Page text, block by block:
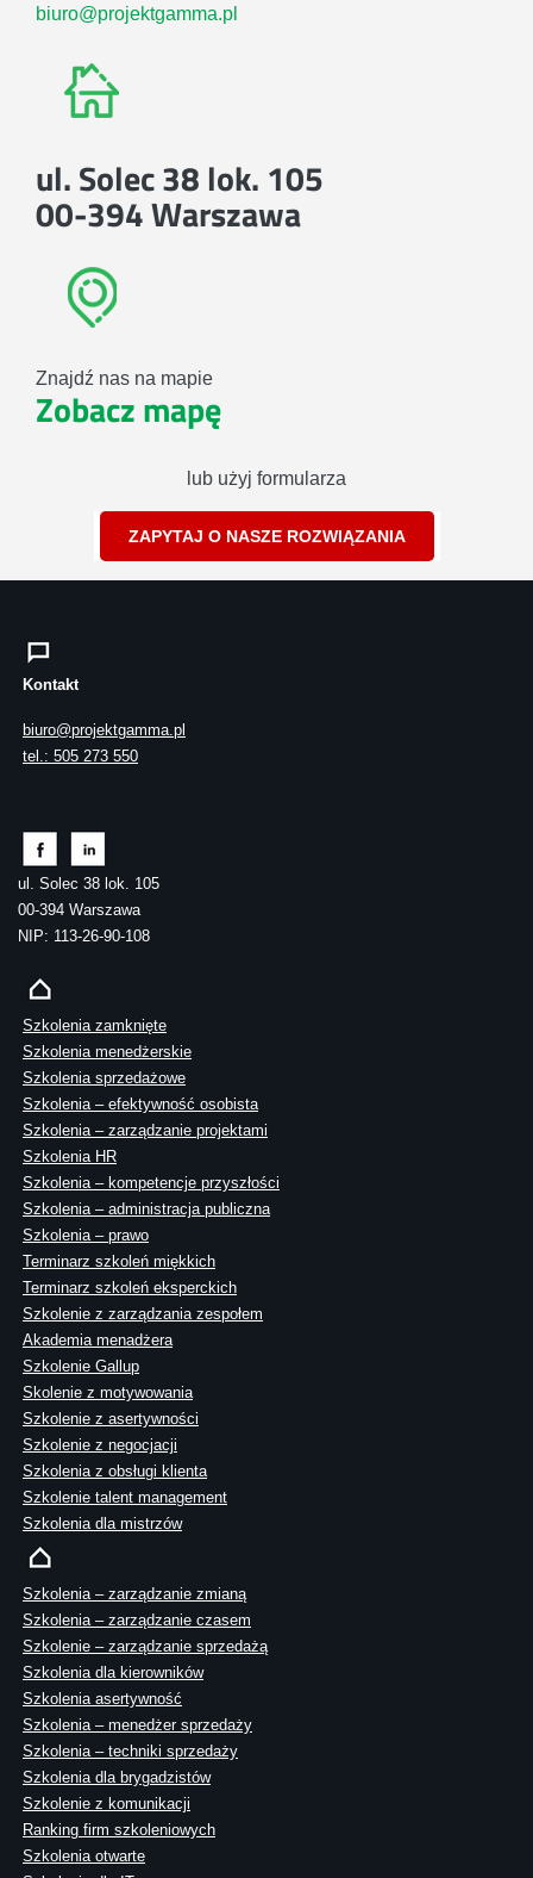
biuro@projektgamma.pl
ul. Solec 38 lok. 105
00-394 Warszawa
Znajdź nas na mapie
Zobacz mapę
lub użyj formularza
ZAPYTAJ O NASZE ROZWIĄZANIA
Kontakt
biuro@projektgamma.pl
tel.: 505 273 550
ul. Solec 38 lok. 105
00-394 Warszawa
NIP: 113-26-90-108
Szkolenia zamknięte
Szkolenia menedżerskie
Szkolenia sprzedażowe
Szkolenia – efektywność osobista
Szkolenia – zarządzanie projektami
Szkolenia HR
Szkolenia – kompetencje przyszłości
Szkolenia – administracja publiczna
Szkolenia – prawo
Terminarz szkoleń miękkich
Terminarz szkoleń eksperckich
Szkolenie z zarządzania zespołem
Akademia menadżera
Szkolenie Gallup
Skolenie z motywowania
Szkolenie z asertywności
Szkolenie z negocjacji
Szkolenia z obsługi klienta
Szkolenie talent management
Szkolenia dla mistrzów
Szkolenia – zarządzanie zmianą
Szkolenia – zarządzanie czasem
Szkolenie – zarządzanie sprzedażą
Szkolenia dla kierowników
Szkolenia asertywność
Szkolenia – menedżer sprzedaży
Szkolenia – techniki sprzedaży
Szkolenia dla brygadzistów
Szkolenie z komunikacji
Ranking firm szkoleniowych
Szkolenia otwarte